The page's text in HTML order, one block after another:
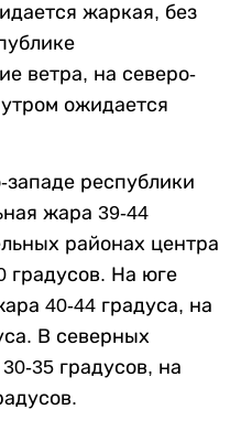
жаркая, без
ветра, на северо-
ожидается
республики
жара 39-44
районах центра
градусов. На юге
40-44 градуса, на
В северных
35 градусов, на